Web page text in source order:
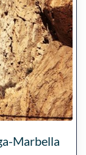
Marbella